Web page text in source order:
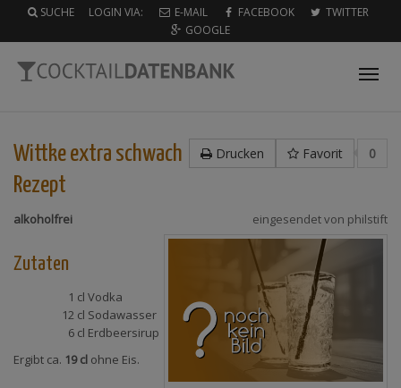
SUCHE LOGIN VIA: E-MAIL FACEBOOK
TWITTER
GOOGLE
Drucken Favorit 0
Wittke extra schwach
Rezept
eingesendet von philstift
alkoholfrei
Zutaten
1 cl Vodka
12 cl Sodawasser
6 cl Erdbeersirup
Ergibt ca. 19 cl ohne Eis.